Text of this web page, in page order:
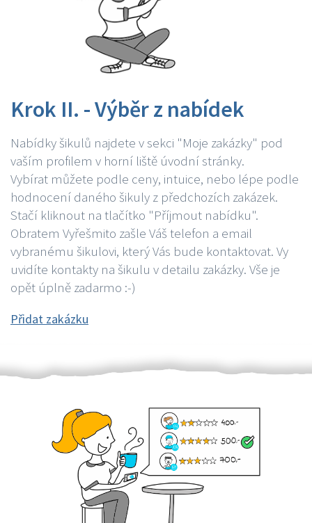
Krok II. - Výběr z nabídek
Nabídky šikulů najdete v sekci "Moje zakázky" pod
vaším profilem v horní liště úvodní stránky.
Vybírat můžete podle ceny, intuice, nebo lépe podle
hodnocení daného šikuly z předchozích zakázek.
Stačí kliknout na tlačítko "Příjmout nabídku".
Obratem Vyřešmito zašle Váš telefon a email
vybranému šikulovi, který Vás bude kontaktovat. Vy
uvidíte kontakty na šikulu v detailu zakázky. Vše je
opět úplně zadarmo :-)
Přidat zakázku